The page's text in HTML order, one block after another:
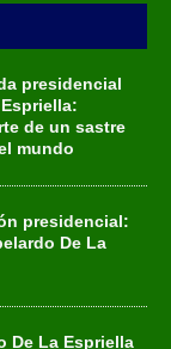
presidencial
de un sastre
mundo
presidencial:
De La
De La Espriella